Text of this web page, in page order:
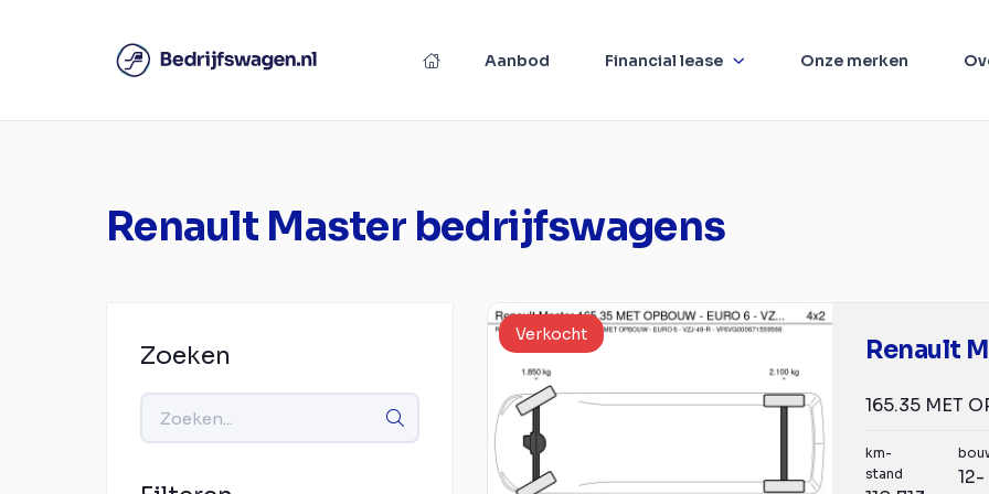
Aanbod Financial lease Onze merken
Renault Master bedrijfswagens
Zoeken
Verkocht
Renault
km-
stand
12-